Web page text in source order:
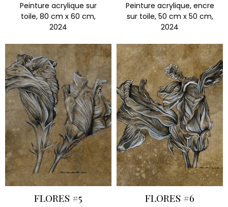
Peinture acrylique sur
toile, 80 cm x 60 cm,
2024
Peinture acrylique, encre
sur toile, 50 cm x 50 cm,
2024
FLORES #5 FLORES #6